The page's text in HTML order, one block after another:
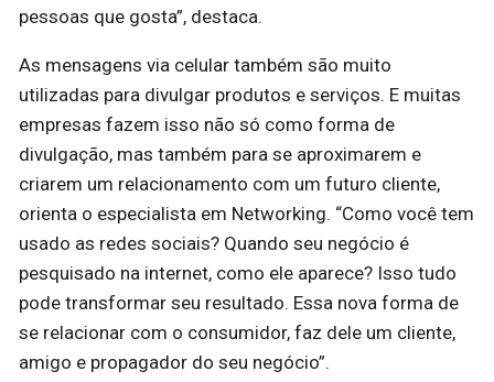
pessoas que gosta”, destaca.
As mensagens via celular também são muito
utilizadas para divulgar produtos e serviços. E muitas
empresas fazem isso não só como forma de
divulgação, mas também para se aproximarem e
criarem um relacionamento com um futuro cliente,
orienta o especialista em Networking. “Como você tem
usado as redes sociais? Quando seu negócio é
pesquisado na internet, como ele aparece? Isso tudo
pode transformar seu resultado. Essa nova forma de
se relacionar com o consumidor, faz dele um cliente,
amigo e propagador do seu negócio”.